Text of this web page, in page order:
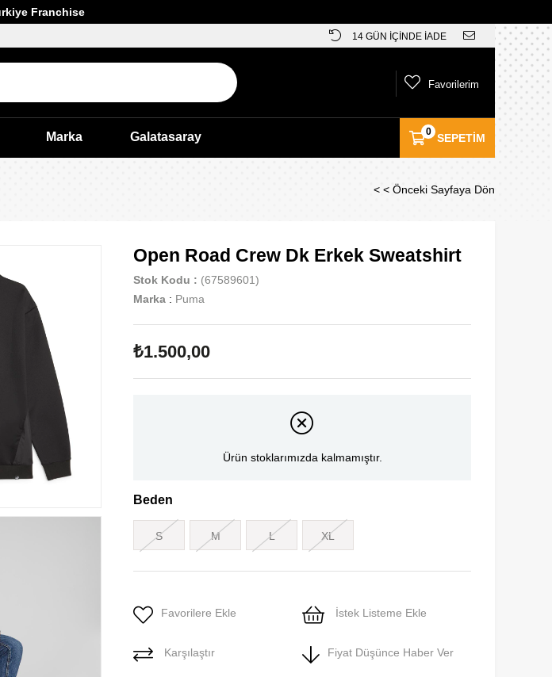
Franchise
14 GÜN İÇİNDE İADE
SEPETIM
0
Favorilerim
Marka Galatasaray
< < Önceki Sayfaya Dön
Open Road Crew Dk Erkek Sweatshirt
Stok Kodu
(67589601)
Marka : Puma
₺1.500,00
Ürün stoklarımızda kalmamıştır.
Beden
S M L XL
Favorilere Ekle İstek Listeme Ekle
Karşılaştır Fiyat Düşünce Haber Ver